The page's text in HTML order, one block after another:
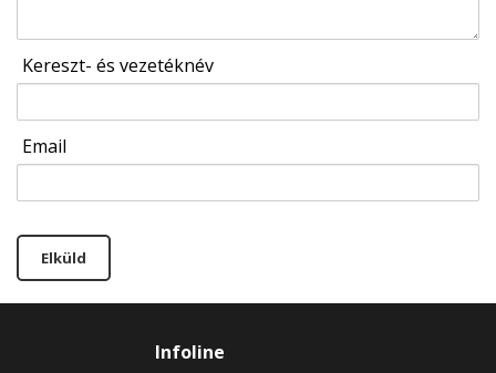
Kereszt- és vezetéknév
Email
Elküld
Infoline